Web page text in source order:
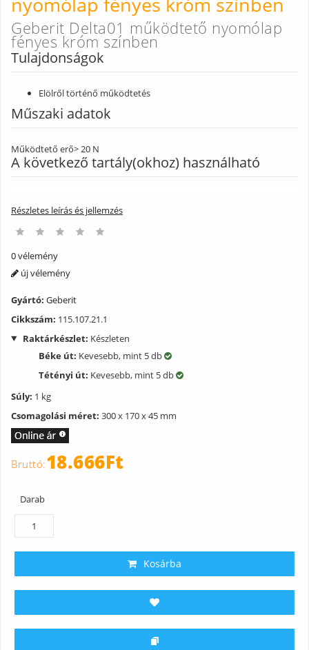
Geberit Delta01 működtető nyomólap
fényes króm színben
Tulajdonságok
Elölről történő működtetés
Műszaki adatok
Működtető erő> 20 N
A következő tartály(okhoz) használható
Geberit DuofixBasic keret Delta 12cm tartállyal
A csomag tartalma
Működtetőlap-rögzítőkeret
2 működtetőpálca
Rögzítőanyag
Részletes leírás és jellemzés
0 vélemény
új vélemény
Gyártó: Geberit
Cikkszám: 115.107.21.1
Raktárkészlet: Készleten
Béke út: Kevesebb, mint 5 db
Tétényi út: Kevesebb, mint 5 db
Súly: 1 kg
Csomagolási méret: 300 x 170 x 45 mm
18.666Ft
Darab
Kosárba